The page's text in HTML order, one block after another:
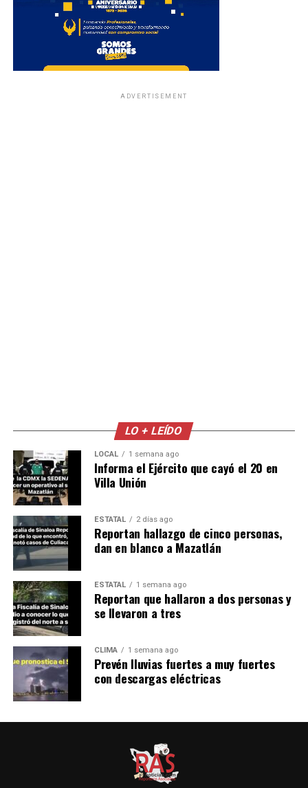
ADVERTISEMENT
LO + LEÍDO
LOCAL 1 semana ago
Informa el Ejército que cayó el 20 en
Villa Unión
ESTATAL 2 días ago
Reportan hallazgo de cinco personas,
dan en blanco a Mazatlán
ESTATAL 1 semana ago
Reportan que hallaron a dos personas y
se llevaron a tres
CLIMA 1 semana ago
Prevén lluvias fuertes a muy fuertes
con descargas eléctricas